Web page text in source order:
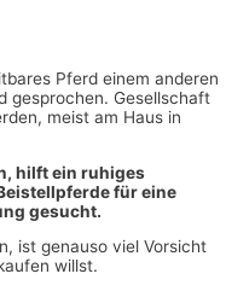
Pferd einem anderen
gesprochen. Gesellschaft
meist am Haus in
hilft ein ruhiges
für eine
gesucht.
ist genauso viel Vorsicht
willst.